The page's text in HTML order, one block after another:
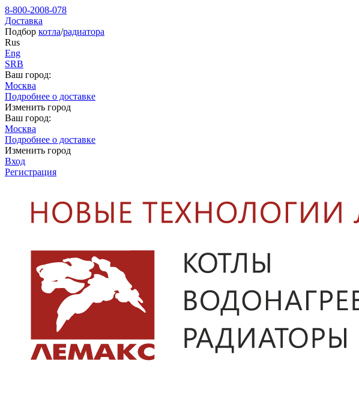
8-800-2008-078
Доставка
Подбор котла/радиатора
Rus
Eng
SRB
Ваш город:
Москва
Подробнее о доставке
Изменить город
Ваш город:
Москва
Подробнее о доставке
Изменить город
Вход
Регистрация